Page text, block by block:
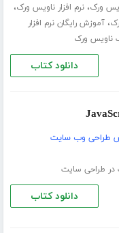
ورک،نرم افزار ناویس ورک،
،آموزش رایگان نرم افزار
ورک
دانلود کتاب
طراحی وب سایت
در طراحی سایت
دانلود کتاب